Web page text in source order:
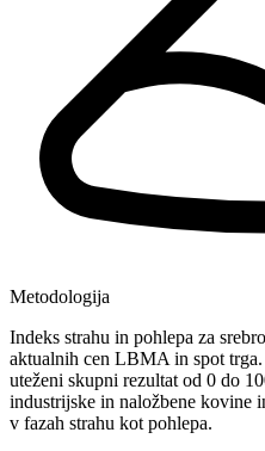
Metodologija
Indeks strahu in pohlepa za
aktualnih cen LBMA in spot
uteženi skupni rezultat od 0 do
industrijske in naložbene kovine
v fazah strahu kot pohlepa.